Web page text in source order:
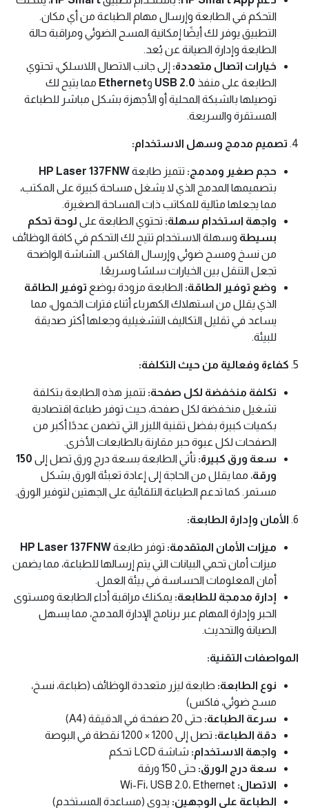
التحكم في الطابعة وإرسال مهام الطباعة من أي مكان.
التطبيق يوفر لك أيضًا إمكانية المسح الضوئي ومراقبة حالة
الطابعة وإدارة الصيانة عن بُعد.
خيارات اتصال متعددة: إلى جانب الاتصال اللاسلكي، تحتوي
الطابعة على منفذ USB 2.0 وEthernet مما يتيح لك
توصيلها بالشبكة المحلية أو الأجهزة بشكل مباشر للطباعة
المستقرة والسريعة.
4. تصميم مدمج وسهل الاستخدام:
حجم صغير ومدمج: تتميز طابعةHP Laser 137FNW
بتصميمها المدمج الذي لا يشغل مساحة كبيرة على المكتب،
مما يجعلها مثالية للمكاتب ذات المساحة الصغيرة.
واجهة استخدام سهلة: تحتوي الطابعة على لوحة تحكم
بسيطة وسهلة الاستخدام تتيح لك التحكم في كافة الوظائف
من نسخ ومسح ضوئي وإرسال الفاكس. الشاشة الواضحة
تجعل التنقل بين الخيارات سلسًا وسريعًا.
وضع توفير الطاقة: الطابعة مزودة بوضع توفير الطاقة
الذي يقلل من استهلاك الكهرباء أثناء فترات الخمول، مما
يساعد في تقليل التكاليف التشغيلية وجعلها أكثر صديقة
للبيئة.
5. كفاءة وفعالية من حيث التكلفة:
تكلفة منخفضة لكل صفحة: تتميز هذه الطابعة بتكلفة
تشغيل منخفضة لكل صفحة، حيث توفر طباعة اقتصادية
بكميات كبيرة بفضل تقنية الليزر التي تضمن عددًا أكبر من
الصفحات لكل عبوة حبر مقارنة بالطابعات الأخرى.
سعة ورق كبيرة: تأتي الطابعة بسعة درج ورق تصل إلى 150
ورقة، مما يقلل من الحاجة إلى إعادة تعبئة الورق بشكل
مستمر. كما تدعم الطباعة التلقائية على الجهتين لتوفير الورق.
6. الأمان وإدارة الطابعة:
ميزات الأمان المتقدمة: توفر طابعةHP Laser 137FNW
ميزات أمان تحمي البيانات التي يتم إرسالها للطباعة، مما يضمن
أمان المعلومات الحساسة في بيئة العمل.
إدارة مدمجة للطابعة: يمكنك مراقبة أداء الطابعة ومستوى
الحبر وإدارة المهام عبر برنامج الإدارة المدمج، مما يسهل
الصيانة والتحديث.
المواصفات التقنية:
نوع الطابعة: طابعة ليزر متعددة الوظائف (طباعة، نسخ،
مسح ضوئي، فاكس)
سرعة الطباعة: حتى 20 صفحة في الدقيقة (A4)
دقة الطباعة: تصل إلى 1200 × 1200 نقطة في البوصة
واجهة الاستخدام: شاشة LCD تحكم
سعة درج الورق: حتى 150 ورقة
الاتصال:
الطباعة على الوجهين: يدوي (مساعدة المستخدم)